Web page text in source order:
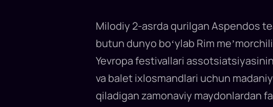
Milodiy 2-asrda qurilgan Aspendos
butun dunyo boʻylab Rim
Yevropa festivallari
va balet ixlosmandlari uchun
qiladigan zamonaviy maydonlardan